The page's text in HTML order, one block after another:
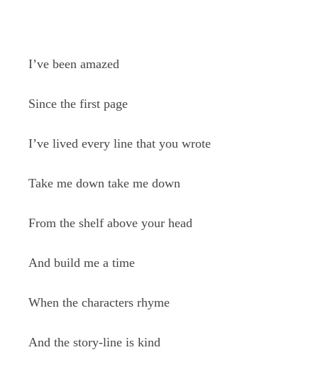
I’ve been amazed
Since the first page
I’ve lived every line that you wrote
Take me down take me down
From the shelf above your head
And build me a time
When the characters rhyme
And the story-line is kind